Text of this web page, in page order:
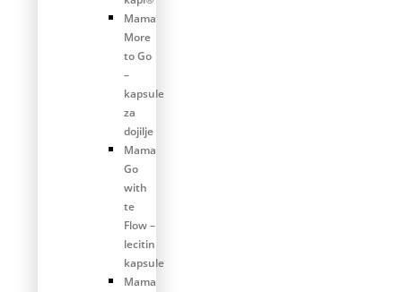
Mama
More
to Go
–
kapsule
za
dojilje
Mama
Go
with
te
Flow –
lecitin
kapsule
Mama